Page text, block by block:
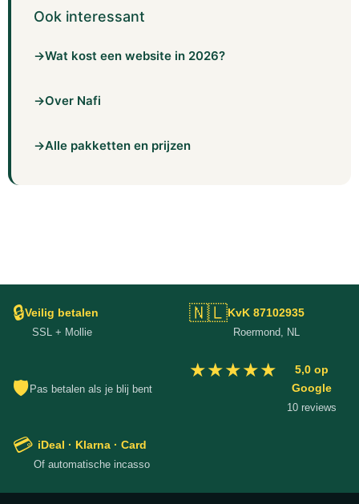
Ook interessant
→Wat kost een website in 2026?
→Over Nafi
→Alle pakketten en prijzen
🔒Veilig betalen
SSL + Mollie
🇳🇱KvK 87102935
Roermond, NL
🛡 Pas betalen als je blij bent
★★★★★
5,0 op
Google
10 reviews
💳 iDeal · Klarna · Card
Of automatische incasso